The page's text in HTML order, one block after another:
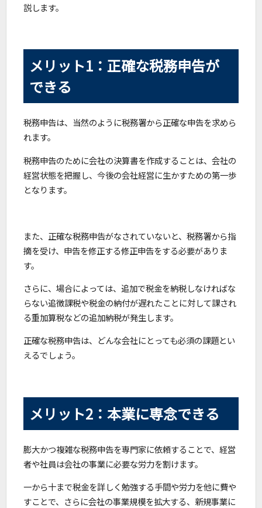
説します。
メリット1：正確な税務申告が
できる
税務申告は、当然のように税務署から正確な申告を求めら
れます。
税務申告のために会社の決算書を作成することは、会社の
経営状態を把握し、今後の会社経営に生かすための第一歩
となります。
また、正確な税務申告がなされていないと、税務署から指
摘を受け、申告を修正する修正申告をする必要がありま
す。
さらに、場合によっては、追加で税金を納税しなければな
らない追徴課税や税金の納付が遅れたことに対して課され
る重加算税などの追加納税が発生します。
正確な税務申告は、どんな会社にとっても必須の課題とい
えるでしょう。
メリット2：本業に専念できる
膨大かつ複雑な税務申告を専門家に依頼することで、経営
者や社員は会社の事業に必要な労力を割けます。
一から十まで税金を詳しく勉強する手間や労力を他に費や
すことで、さらに会社の事業規模を拡大する、新規事業に